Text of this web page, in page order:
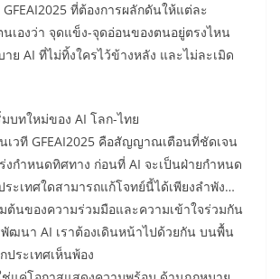
GFEAI2025 ที่ต้องการผลักดันให้แต่ละ
นเองว่า จุดแข็ง-จุดอ่อนของตนอยู่ตรงไหน
ย AI ที่ไม่ทิ้งใครไว้ข้างหลัง และไม่ละเมิด
มบทใหม่ของ AI โลก-ไทย
เวที GFEAI2025 คือสัญญาณเตือนที่ชัดเจน
งกำหนดทิศทาง ก่อนที่ AI จะเป็นฝ่ายกำหนด
ะเทศใดสามารถแก้โจทย์นี้ได้เพียงลำพัง…
มต้นของความร่วมมือและความเข้าใจร่วมกัน
ฒนา AI เราต้องเดินหน้าไปด้วยกัน บนพื้น
ระเทศเห็นพ้อง